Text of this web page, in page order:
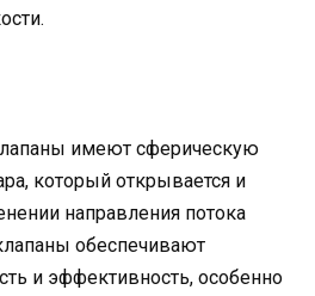
имеют сферическую
который открывается и
направления потока
обеспечивают
и эффективность, особенно